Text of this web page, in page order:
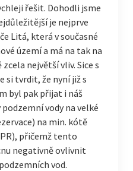
řešit. Dohodli jsme
je nejprve
Litá, která v současné
území a má na tak na
největší vliv. Sice s
si tvrdit, že nyní již s
byl pak přijat i náš
vody na velké
na min. kótě
přičemž tento
negativně ovlivnit
vod.